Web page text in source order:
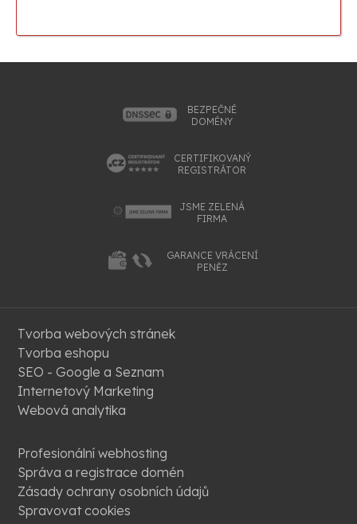
BEZPEČNÉ
DOMÉNY
CERTIFIKOVANÝ
REGISTRÁTOR
JSME ZELENÁ
FIRMA
GARANCE VRÁCENÍ
PENĚZ
Tvorba webových stránek
Tvorba eshopu
SEO - Google a Seznam
Internetový Marketing
Webová analytika
Profesionální webhosting
Správa a registrace domén
Zásady ochrany osobních údajů
Spravovat cookies